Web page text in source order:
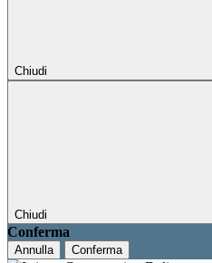
Chiudi
Chiudi
Conferma
Annulla Conferma